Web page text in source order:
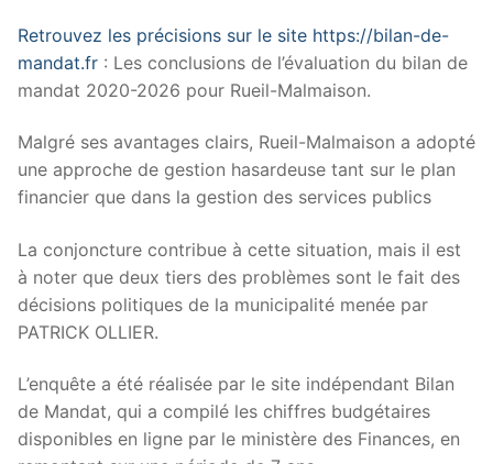
Retrouvez les précisions sur le site https://bilan-de-
mandat.fr : Les conclusions de l’évaluation du bilan de
mandat 2020-2026 pour Rueil-Malmaison.
Malgré ses avantages clairs, Rueil-Malmaison a adopté
une approche de gestion hasardeuse tant sur le plan
financier que dans la gestion des services publics
La conjoncture contribue à cette situation, mais il est
à noter que deux tiers des problèmes sont le fait des
décisions politiques de la municipalité menée par
PATRICK OLLIER.
L’enquête a été réalisée par le site indépendant Bilan
de Mandat, qui a compilé les chiffres budgétaires
disponibles en ligne par le ministère des Finances, en